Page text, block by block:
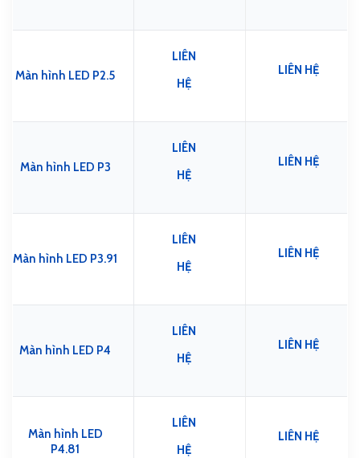
Màn hình LED P2.5
LIÊN
HỆ
LIÊN HỆ
Màn hình LED P3
LIÊN
HỆ
LIÊN HỆ
Màn hình LED P3.91
LIÊN
HỆ
LIÊN HỆ
Màn hình LED P4
LIÊN
HỆ
LIÊN HỆ
Màn hình LED
P4.81
LIÊN
HỆ
LIÊN HỆ